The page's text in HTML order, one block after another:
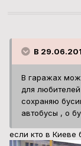
В
В гаражах
для
сохраняю
автобусы , о
если кто в Киеве